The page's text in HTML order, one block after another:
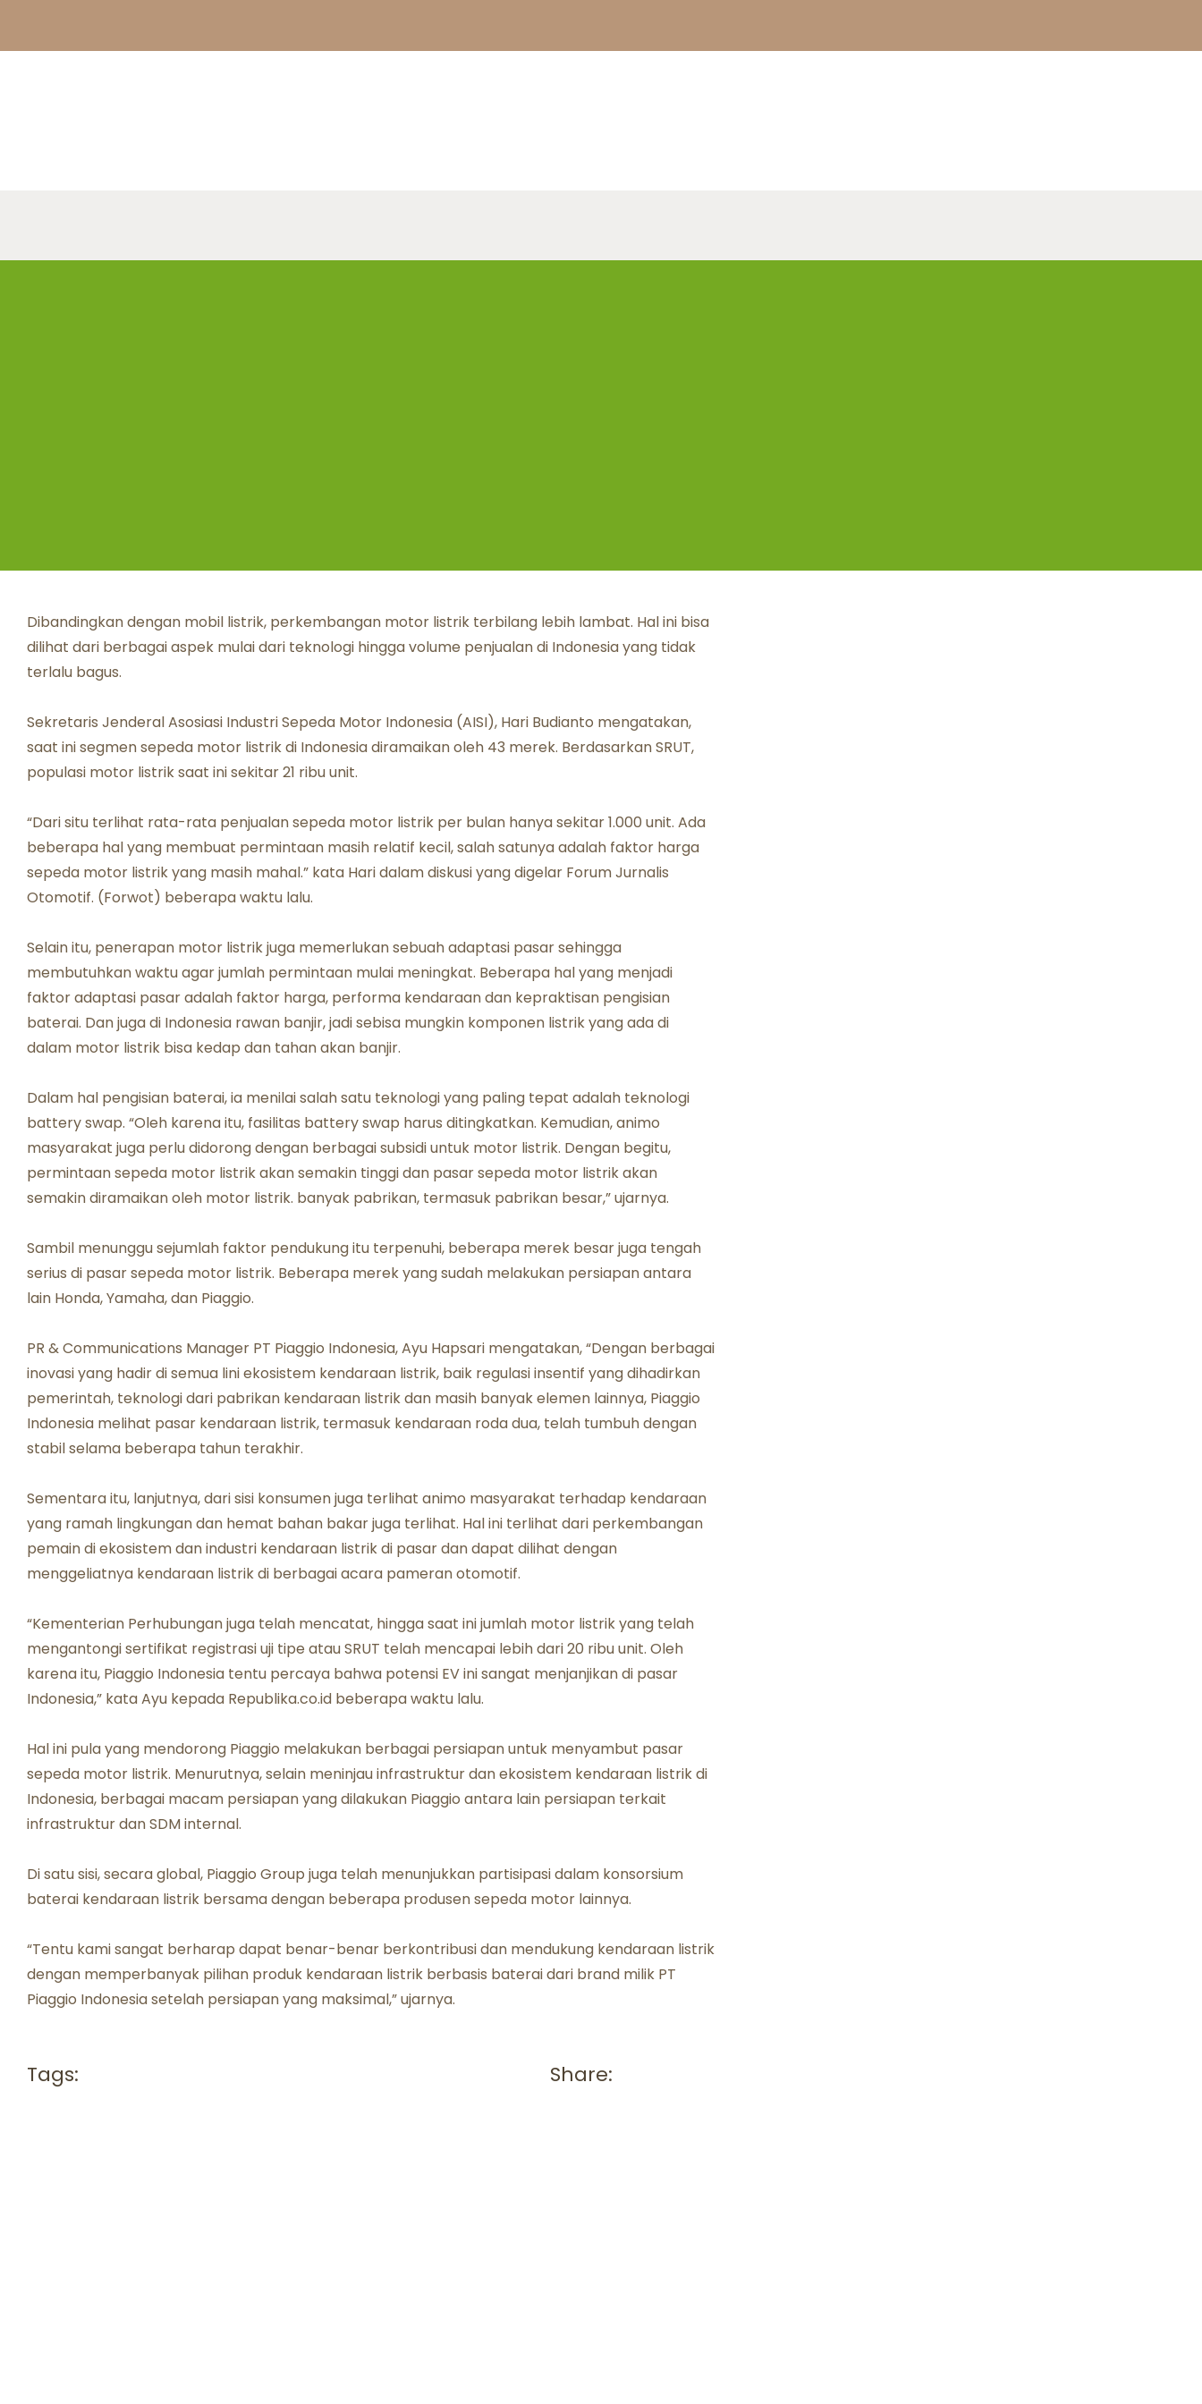
Dibandingkan dengan mobil listrik, perkembangan motor listrik terbilang lebih lambat. Hal ini bisa
dilihat dari berbagai aspek mulai dari teknologi hingga volume penjualan di Indonesia yang tidak
terlalu bagus.
Sekretaris Jenderal Asosiasi Industri Sepeda Motor Indonesia (AISI), Hari Budianto mengatakan,
saat ini segmen sepeda motor listrik di Indonesia diramaikan oleh 43 merek. Berdasarkan SRUT,
populasi motor listrik saat ini sekitar 21 ribu unit.
“Dari situ terlihat rata-rata penjualan sepeda motor listrik per bulan hanya sekitar 1.000 unit. Ada
beberapa hal yang membuat permintaan masih relatif kecil, salah satunya adalah faktor harga
sepeda motor listrik yang masih mahal.” kata Hari dalam diskusi yang digelar Forum Jurnalis
Otomotif. (Forwot) beberapa waktu lalu.
Selain itu, penerapan motor listrik juga memerlukan sebuah adaptasi pasar sehingga
membutuhkan waktu agar jumlah permintaan mulai meningkat. Beberapa hal yang menjadi
faktor adaptasi pasar adalah faktor harga, performa kendaraan dan kepraktisan pengisian
baterai. Dan juga di Indonesia rawan banjir, jadi sebisa mungkin komponen listrik yang ada di
dalam motor listrik bisa kedap dan tahan akan banjir.
Dalam hal pengisian baterai, ia menilai salah satu teknologi yang paling tepat adalah teknologi
battery swap. “Oleh karena itu, fasilitas battery swap harus ditingkatkan. Kemudian, animo
masyarakat juga perlu didorong dengan berbagai subsidi untuk motor listrik. Dengan begitu,
permintaan sepeda motor listrik akan semakin tinggi dan pasar sepeda motor listrik akan
semakin diramaikan oleh motor listrik. banyak pabrikan, termasuk pabrikan besar,” ujarnya.
Sambil menunggu sejumlah faktor pendukung itu terpenuhi, beberapa merek besar juga tengah
serius di pasar sepeda motor listrik. Beberapa merek yang sudah melakukan persiapan antara
lain Honda, Yamaha, dan Piaggio.
PR & Communications Manager PT Piaggio Indonesia, Ayu Hapsari mengatakan, “Dengan berbagai
inovasi yang hadir di semua lini ekosistem kendaraan listrik, baik regulasi insentif yang dihadirkan
pemerintah, teknologi dari pabrikan kendaraan listrik dan masih banyak elemen lainnya, Piaggio
Indonesia melihat pasar kendaraan listrik, termasuk kendaraan roda dua, telah tumbuh dengan
stabil selama beberapa tahun terakhir.
Sementara itu, lanjutnya, dari sisi konsumen juga terlihat animo masyarakat terhadap kendaraan
yang ramah lingkungan dan hemat bahan bakar juga terlihat. Hal ini terlihat dari perkembangan
pemain di ekosistem dan industri kendaraan listrik di pasar dan dapat dilihat dengan
menggeliatnya kendaraan listrik di berbagai acara pameran otomotif.
“Kementerian Perhubungan juga telah mencatat, hingga saat ini jumlah motor listrik yang telah
mengantongi sertifikat registrasi uji tipe atau SRUT telah mencapai lebih dari 20 ribu unit. Oleh
karena itu, Piaggio Indonesia tentu percaya bahwa potensi EV ini sangat menjanjikan di pasar
Indonesia,” kata Ayu kepada Republika.co.id beberapa waktu lalu.
Hal ini pula yang mendorong Piaggio melakukan berbagai persiapan untuk menyambut pasar
sepeda motor listrik. Menurutnya, selain meninjau infrastruktur dan ekosistem kendaraan listrik di
Indonesia, berbagai macam persiapan yang dilakukan Piaggio antara lain persiapan terkait
infrastruktur dan SDM internal.
Di satu sisi, secara global, Piaggio Group juga telah menunjukkan partisipasi dalam konsorsium
baterai kendaraan listrik bersama dengan beberapa produsen sepeda motor lainnya.
“Tentu kami sangat berharap dapat benar-benar berkontribusi dan mendukung kendaraan listrik
dengan memperbanyak pilihan produk kendaraan listrik berbasis baterai dari brand milik PT
Piaggio Indonesia setelah persiapan yang maksimal,” ujarnya.
Tags: Share: